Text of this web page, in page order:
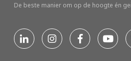
De beste manier om op de hoogte én